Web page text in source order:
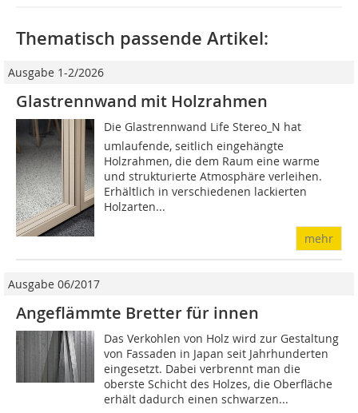
Thematisch passende Artikel:
Ausgabe 1-2/2026
Glastrennwand mit Holzrahmen
Die Glastrennwand Life Stereo_N hat
umlaufende, seitlich eingehängte
Holzrahmen, die dem Raum eine warme
und strukturierte Atmosphäre verleihen.
Erhältlich in verschiedenen lackierten
Holzarten...
mehr
Ausgabe 06/2017
Angeflämmte Bretter für innen
Das Verkohlen von Holz wird zur Gestaltung
von Fassaden in Japan seit Jahr­hunderten
eingesetzt. Dabei verbrennt man die
oberste Schicht des Holzes, die Oberfläche
erhält dadurch einen schwarzen...